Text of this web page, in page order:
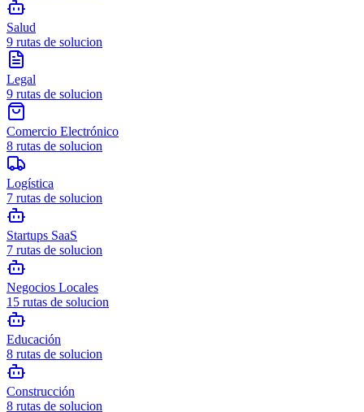
Salud
9 rutas de solucion
Legal
9 rutas de solucion
Comercio Electrónico
8 rutas de solucion
Logística
7 rutas de solucion
Startups SaaS
7 rutas de solucion
Negocios Locales
15 rutas de solucion
Educación
8 rutas de solucion
Construcción
8 rutas de solucion